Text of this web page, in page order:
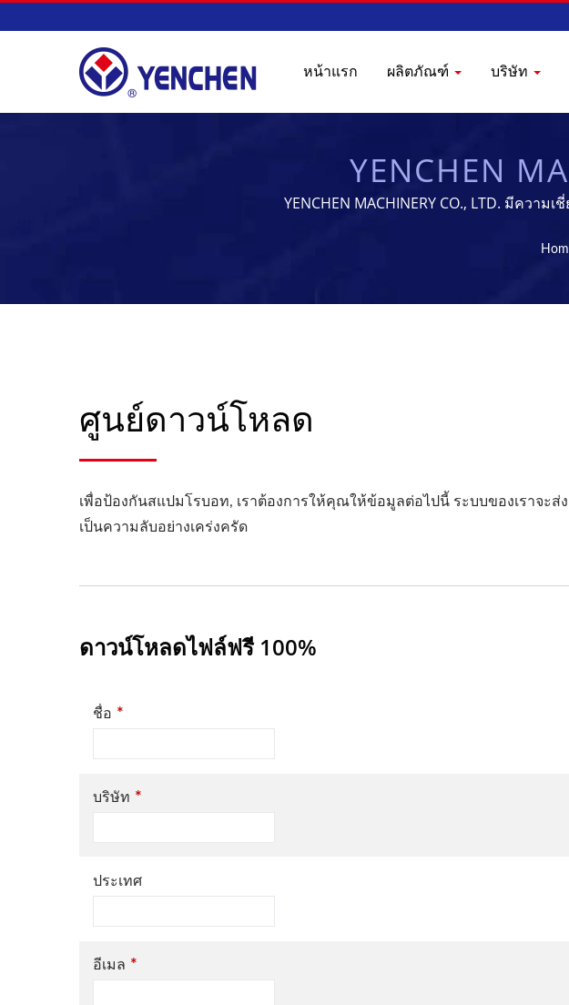
หน้าแรก ผลิตภัณฑ์ บริษัท
YENCHEN
YENCHEN MACHINERY CO., LTD. มีควา
ศูนย์ดาวน์โหลด
เพื่อป้องกันสแปมโรบอท, เราต้องการให้คุณให้ข้อมูลต่อไปนี้ ระบบของเราจ
เป็นความลับอย่างเคร่งครัด
ดาวน์โหลดไฟล์ฟรี 100%
ชื่อ *
บริษัท *
ประเทศ
อีเมล *